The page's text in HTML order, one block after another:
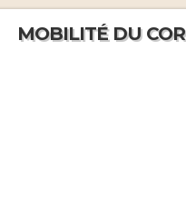
MOBILITÉ DU